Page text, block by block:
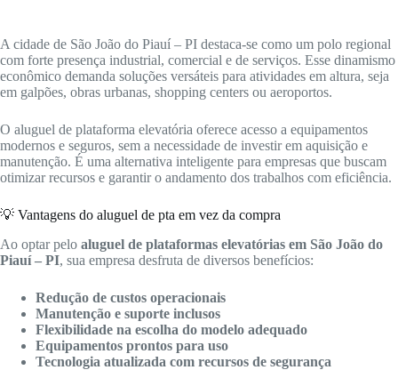
A cidade de São João do Piauí – PI destaca-se como um polo regional
com forte presença industrial, comercial e de serviços. Esse dinamismo
econômico demanda soluções versáteis para atividades em altura, seja
em galpões, obras urbanas, shopping centers ou aeroportos.
O aluguel de plataforma elevatória oferece acesso a equipamentos
modernos e seguros, sem a necessidade de investir em aquisição e
manutenção. É uma alternativa inteligente para empresas que buscam
otimizar recursos e garantir o andamento dos trabalhos com eficiência.
💡 Vantagens do aluguel de pta em vez da compra
Ao optar pelo aluguel de plataformas elevatórias em São João do
Piauí – PI, sua empresa desfruta de diversos benefícios:
Redução de custos operacionais
Manutenção e suporte inclusos
Flexibilidade na escolha do modelo adequado
Equipamentos prontos para uso
Tecnologia atualizada com recursos de segurança